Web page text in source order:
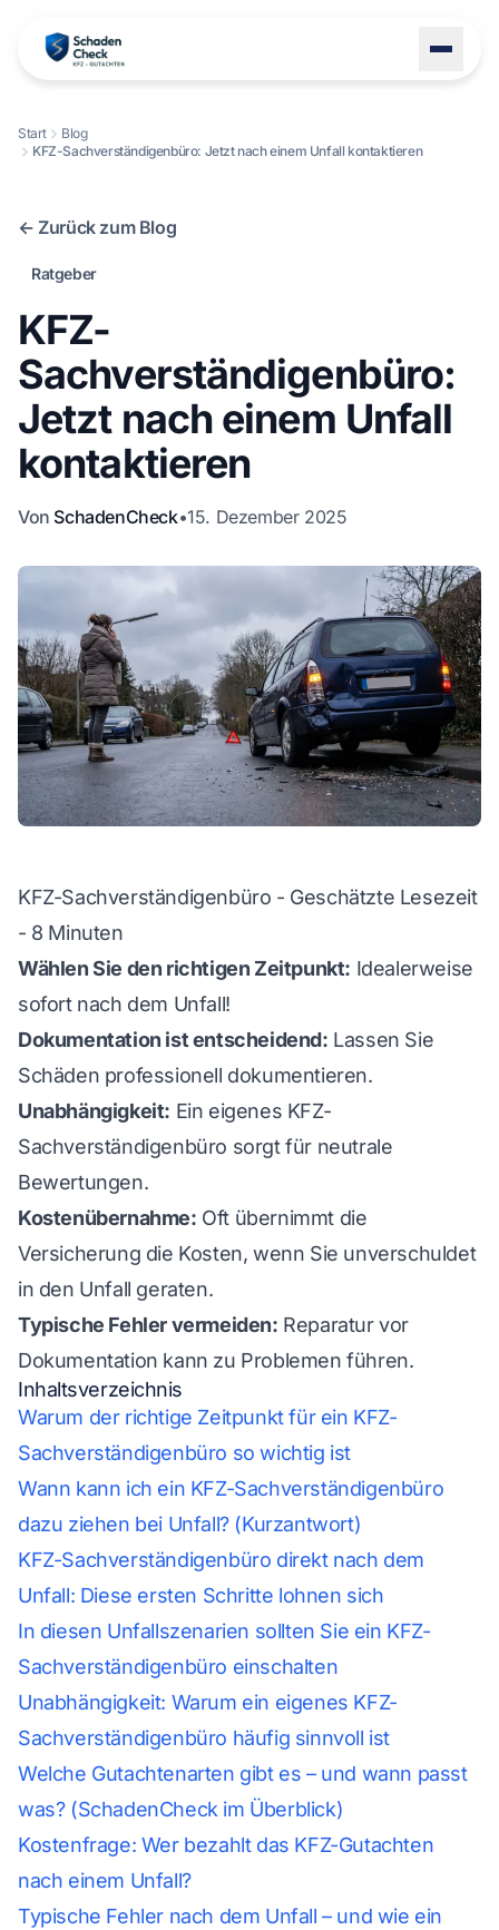
LEISTUNGEN
STANDORTE
BLOG
ÜBER UNS
KONTAKT
+49 1522 8247114
Schaden melden
Start
Blog
KFZ-Sachverständigenbüro: Jetzt nach einem Unfall kontaktieren
← Zurück zum Blog
Ratgeber
KFZ-
Sachverständigenbüro:
Jetzt nach einem Unfall
kontaktieren
Von SchadenCheck•15. Dezember 2025
KFZ-Sachverständigenbüro - Geschätzte Lesezeit
- 8 Minuten
Wählen Sie den richtigen Zeitpunkt: Idealerweise
sofort nach dem Unfall!
Dokumentation ist entscheidend: Lassen Sie
Schäden professionell dokumentieren.
Unabhängigkeit: Ein eigenes KFZ-
Sachverständigenbüro sorgt für neutrale
Bewertungen.
Kostenübernahme: Oft übernimmt die
Versicherung die Kosten, wenn Sie unverschuldet
in den Unfall geraten.
Typische Fehler vermeiden: Reparatur vor
Dokumentation kann zu Problemen führen.
Inhaltsverzeichnis
Warum der richtige Zeitpunkt für ein KFZ-
Sachverständigenbüro so wichtig ist
Wann kann ich ein KFZ-Sachverständigenbüro
dazu ziehen bei Unfall? (Kurzantwort)
KFZ-Sachverständigenbüro direkt nach dem
Unfall: Diese ersten Schritte lohnen sich
In diesen Unfallszenarien sollten Sie ein KFZ-
Sachverständigenbüro einschalten
Unabhängigkeit: Warum ein eigenes KFZ-
Sachverständigenbüro häufig sinnvoll ist
Welche Gutachtenarten gibt es – und wann passt
was? (SchadenCheck im Überblick)
Kostenfrage: Wer bezahlt das KFZ-Gutachten
nach einem Unfall?
Typische Fehler nach dem Unfall – und wie ein